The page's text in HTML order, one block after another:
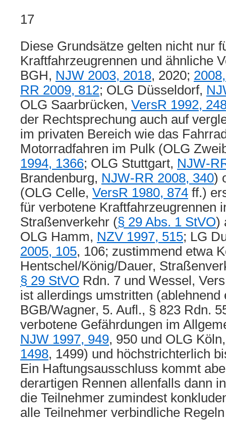
17
Diese Grundsätze gelten nicht nur
Kraftfahrzeugrennen und ähnliche
BGH, NJW 2003, 2018, 2020;
RR 2009, 812; OLG Düsseldorf,
OLG Saarbrücken, VersR 1992,
der Rechtsprechung auch auf
im privaten Bereich wie das
Motorradfahren im Pulk (OLG
1994, 1366; OLG Stuttgart, NJW-
Brandenburg, NJW-RR 2008, 340)
(OLG Celle, VersR 1980, 874 ff.)
für verbotene Kraftfahrzeugrennen
Straßenverkehr (§ 29 Abs. 1 StVO)
OLG Hamm, NZV 1997, 515; LG
2005, 105, 106; zustimmend etwa
Hentschel/König/Dauer,
§ 29 StVO Rdn. 7 und Wessel,
ist allerdings umstritten
BGB/Wagner, 5. Aufl., § 823 Rdn.
verbotene Gefährdungen im
NJW 1997, 949, 950 und OLG
1498, 1499) und höchstrichterlich
Ein Haftungsausschluss kommt
derartigen Rennen allenfalls dann
die Teilnehmer zumindest
alle Teilnehmer verbindliche